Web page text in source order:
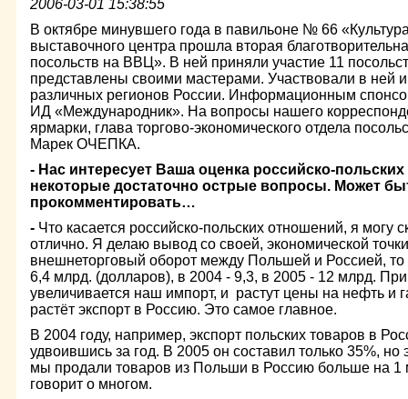
2006-03-01 15:38:55
В октябре минувшего года в павильоне № 66
выставочного центра прошла вторая
посольств на ВВЦ». В ней приняли участие 11
представлены своими мастерами. Участвовали в ней
различных регионов России. Информационным
ИД «Международник». На вопросы нашего
ярмарки, глава торгово-экономического отдела
Марек ОЧЕПКА.
- Нас интересует Ваша оценка российско-
некоторые достаточно острые вопросы. Может
прокомментировать…
- Что касается российско-польских отношений, я могу
отлично. Я делаю вывод со своей, экономической
внешнеторговый оборот между Польшей и Россией,
6,4 млрд. (долларов), в 2004 - 9,3, в 2005 - 12 млрд.
увеличивается наш импорт, и растут цены на нефть и
растёт экспорт в Россию. Это самое главное.
В 2004 году, например, экспорт польских товаров в
удвоившись за год. В 2005 он составил только 35%, но
мы продали товаров из Польши в Россию больше на 1
говорит о многом.